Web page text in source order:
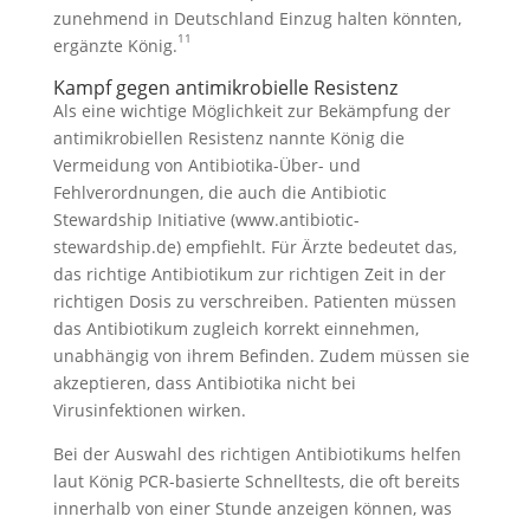
zunehmend in Deutschland Einzug halten könnten,
ergänzte König.11
Kampf gegen antimikrobielle Resistenz
Als eine wichtige Möglichkeit zur Bekämpfung der
antimikrobiellen Resistenz nannte König die
Vermeidung von Antibiotika-Über- und
Fehlverordnungen, die auch die Antibiotic
Stewardship Initiative (www.antibiotic-
stewardship.de) empfiehlt. Für Ärzte bedeutet das,
das richtige Antibiotikum zur richtigen Zeit in der
richtigen Dosis zu verschreiben. Patienten müssen
das Antibiotikum zugleich korrekt einnehmen,
unabhängig von ihrem Befinden. Zudem müssen sie
akzeptieren, dass Antibiotika nicht bei
Virusinfektionen wirken.
Bei der Auswahl des richtigen Antibiotikums helfen
laut König PCR-basierte Schnelltests, die oft bereits
innerhalb von einer Stunde anzeigen können, was